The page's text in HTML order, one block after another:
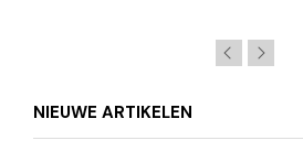
NIEUWE ARTIKELEN